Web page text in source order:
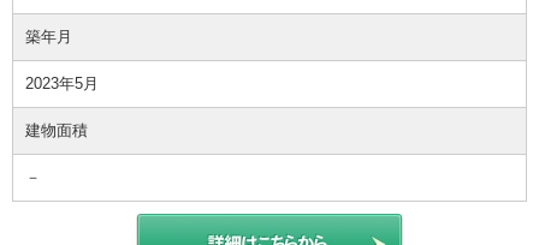
築年月
2023年5月
建物面積
－